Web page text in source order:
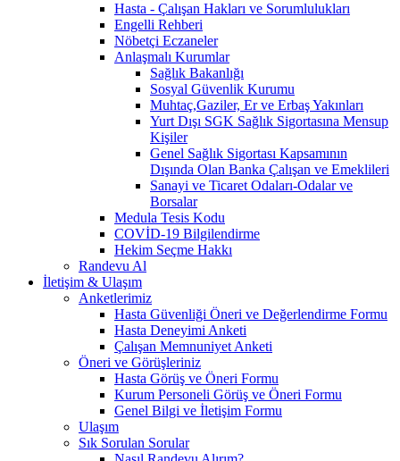
Hasta - Çalışan Hakları ve Sorumlulukları
Engelli Rehberi
Nöbetçi Eczaneler
Anlaşmalı Kurumlar
Sağlık Bakanlığı
Sosyal Güvenlik Kurumu
Muhtaç,Gaziler, Er ve Erbaş Yakınları
Yurt Dışı SGK Sağlık Sigortasına Mensup
Kişiler
Genel Sağlık Sigortası Kapsamının
Dışında Olan Banka Çalışan ve Emeklileri
Sanayi ve Ticaret Odaları-Odalar ve
Borsalar
Medula Tesis Kodu
COVİD-19 Bilgilendirme
Hekim Seçme Hakkı
Randevu Al
İletişim & Ulaşım
Anketlerimiz
Hasta Güvenliği Öneri ve Değerlendirme Formu
Hasta Deneyimi Anketi
Çalışan Memnuniyet Anketi
Öneri ve Görüşleriniz
Hasta Görüş ve Öneri Formu
Kurum Personeli Görüş ve Öneri Formu
Genel Bilgi ve İletişim Formu
Ulaşım
Sık Sorulan Sorular